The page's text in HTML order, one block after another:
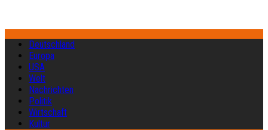
Deutschland
Europa
USA
Welt
Nachrichten
Politik
Wirtschaft
Kultur